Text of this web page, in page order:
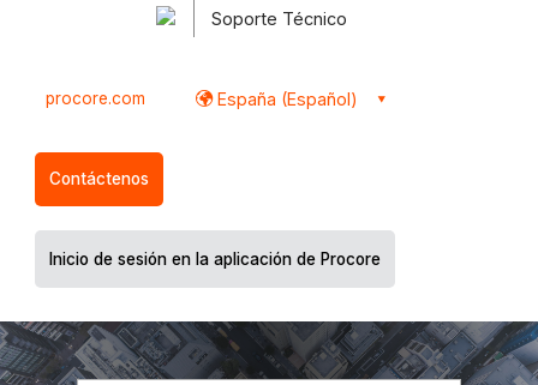
Soporte Técnico
procore.com España (Español)
Contáctenos
Inicio de sesión en la aplicación de Procore